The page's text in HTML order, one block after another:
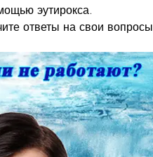
эутирокса.
ответы на свои вопросы